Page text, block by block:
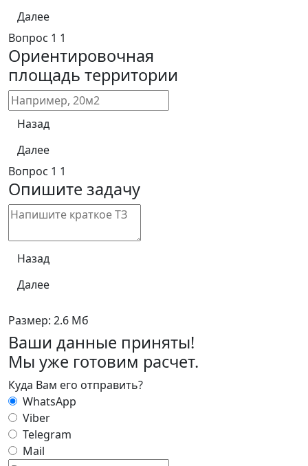
Далее
Вопрос 1 1
Ориентировочная
площадь территории
Назад
Далее
Вопрос 1 1
Опишите задачу
Назад
Далее
Размер: 2.6 Мб
Ваши данные приняты!
Мы уже готовим расчет.
Куда Вам его отправить?
WhatsApp
Viber
Telegram
Mail